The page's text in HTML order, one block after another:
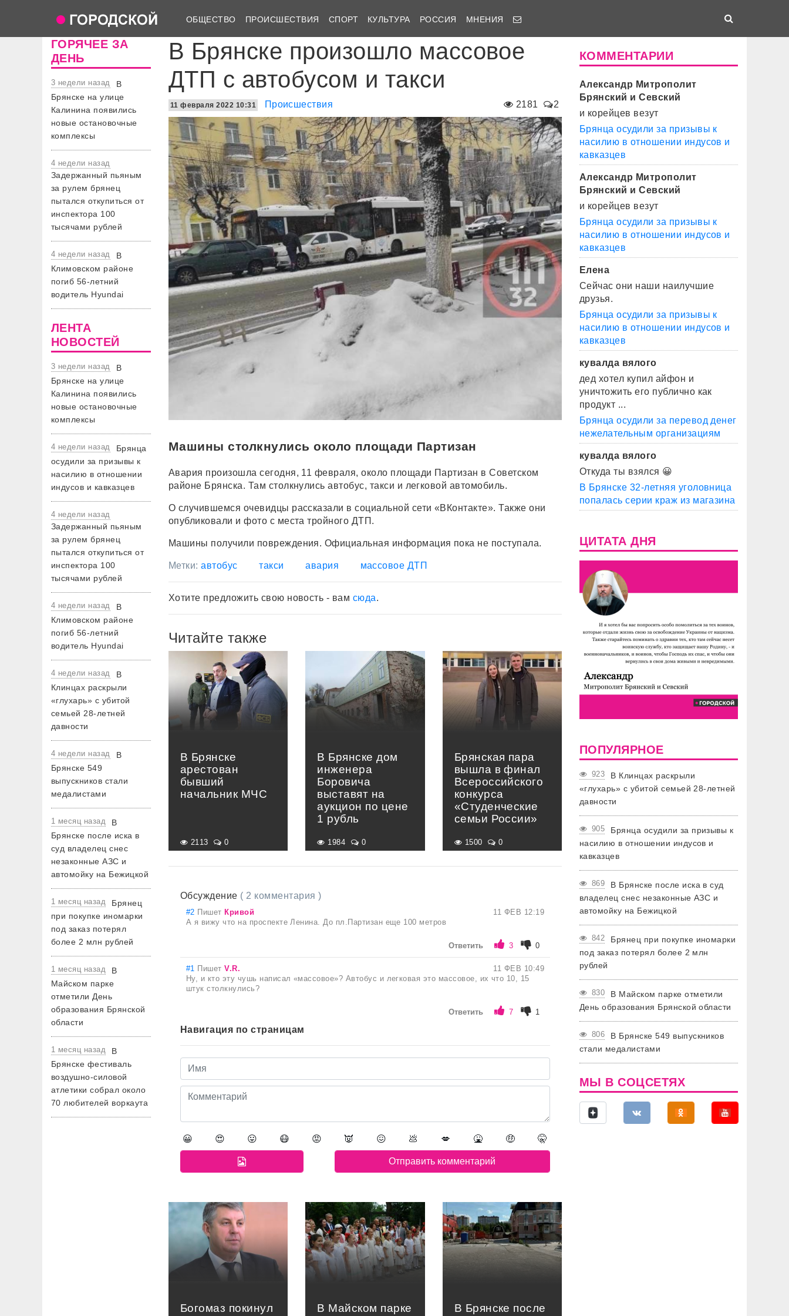
ОБЩЕСТВО ПРОИСШЕСТВИЯ СПОРТ КУЛЬТУРА РОССИЯ МНЕНИЯ
ГОРЯЧЕЕ ЗА
ДЕНЬ
3 недели назад
В
Брянске на улице
Калинина появились
новые остановочные
комплексы
4 недели назад
Задержанный пьяным
за рулем брянец
пытался откупиться от
инспектора 100
тысячами рублей
4 недели назад
В
Климовском районе
погиб 56-летний
водитель Hyundai
ЛЕНТА
НОВОСТЕЙ
3 недели назад
В
Брянске на улице
Калинина появились
новые остановочные
комплексы
4 недели назад
Брянца
осудили за призывы к
насилию в отношении
индусов и кавказцев
4 недели назад
Задержанный пьяным
за рулем брянец
пытался откупиться от
инспектора 100
тысячами рублей
4 недели назад
В
Климовском районе
погиб 56-летний
водитель Hyundai
4 недели назад
В
Клинцах раскрыли
«глухарь» с убитой
семьей 28-летней
давности
4 недели назад
В
Брянске 549
выпускников стали
медалистами
1 месяц назад
В
Брянске после иска в
суд владелец снес
незаконные АЗС и
автомойку на Бежицкой
1 месяц назад
Брянец
при покупке иномарки
под заказ потерял
более 2 млн рублей
1 месяц назад
В
Майском парке
отметили День
образования Брянской
области
1 месяц назад
В
Брянске фестиваль
воздушно-силовой
атлетики собрал около
70 любителей воркаута
В Брянске произошло массовое
ДТП с автобусом и такси
2181 2
11 февраля 2022 10:31 Происшествия
Машины столкнулись около площади Партизан
Авария произошла сегодня, 11 февраля, около площади Партизан в Советском
районе Брянска. Там столкнулись автобус, такси и легковой автомобиль.
О случившемся очевидцы рассказали в социальной сети «ВКонтакте». Также они
опубликовали и фото с места тройного ДТП.
Машины получили повреждения. Официальная информация пока не поступала.
Метки:автобус такси авария массовое ДТП
Хотите предложить свою новость - вам сюда.
Читайте также
В Брянске
арестован
бывший
начальник МЧС
2113 0
В Брянске дом
инженера
Боровича
выставят на
аукцион по цене
1 рубль
1984 0
Брянская пара
вышла в финал
Всероссийского
конкурса
«Студенческие
семьи России»
1500 0
Обсуждение ( 2 комментария )
#2 Пишет Кривой
11 ФЕВ 12:19
А я вижу что на проспекте Ленина. До пл.Партизан еще 100 метров
Ответить 3 0
#1 ПишетV.R.
11 ФЕВ 10:49
Ну, и кто эту чушь написал «массовое»? Автобус и легковая это массовое, их что 10, 15
штук столкнулись?
Ответить 7 1
Навигация по страницам
😀 😍 😛 😷 😡 👿 😖 💩 💋 🤮 🤑 🤫
Богомаз покинул
В Майском парке
В Брянске после
КОММЕНТАРИИ
Александр Митрополит
Брянский и Севский
и корейцев везут
Брянца осудили за призывы к
насилию в отношении индусов и
кавказцев
Александр Митрополит
Брянский и Севский
и корейцев везут
Брянца осудили за призывы к
насилию в отношении индусов и
кавказцев
Елена
Сейчас они наши наилучшие
друзья.
Брянца осудили за призывы к
насилию в отношении индусов и
кавказцев
кувалда вялого
дед хотел купил айфон и
уничтожить его публично как
продукт ...
Брянца осудили за перевод денег
нежелательным организациям
кувалда вялого
Откуда ты взялся 😀
В Брянске 32-летняя уголовница
попалась серии краж из магазина
ЦИТАТА ДНЯ
ПОПУЛЯРНОЕ
923
В Клинцах раскрыли
«глухарь» с убитой семьей 28-летней
давности
905
Брянца осудили за призывы к
насилию в отношении индусов и
кавказцев
869
В Брянске после иска в суд
владелец снес незаконные АЗС и
автомойку на Бежицкой
842
Брянец при покупке иномарки
под заказ потерял более 2 млн
рублей
830
В Майском парке отметили
День образования Брянской области
806
В Брянске 549 выпускников
стали медалистами
МЫ В СОЦСЕТЯХ